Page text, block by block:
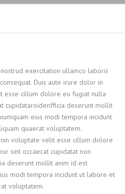
exercitation ullamco laboris
Duis aute irure dolor in
esse cillum dolore eu fugiat nulla
cupidataroidenfficia deserunt mollit
eius modi tempora incidunt
quaerat voluptatem.
voluptate velit esse cillum dolore
sint occaecat cupidatat non
deserunt mollit anim id est
modi tempora incidunt ut labore et
voluptatem.